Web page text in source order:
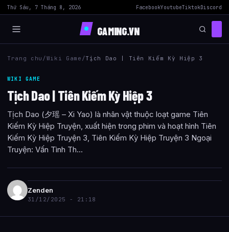
Thứ Sáu, 7 Tháng 8, 2026 FacebookYoutubeTiktokDiscord
GAMING.VN
Trang chu /Wiki Game /Tịch Dao | Tiên Kiếm Kỳ Hiệp 3
WIKI GAME
Tịch Dao | Tiên Kiếm Kỳ Hiệp 3
Tịch Dao (夕瑶 – Xi Yao) là nhân vật thuộc loạt game Tiên
Kiếm Kỳ Hiệp Truyện, xuất hiện trong phim và hoạt hình Tiên
Kiếm Kỳ Hiệp Truyện 3, Tiên Kiếm Kỳ Hiệp Truyện 3 Ngoại
Truyện: Vấn Tình Th...
Zenden
31/12/2025 - 21:18